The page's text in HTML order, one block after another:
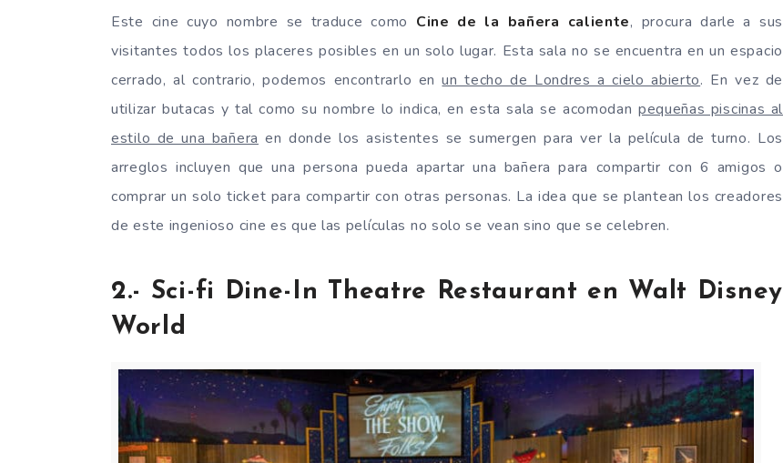
Este cine cuyo nombre se traduce como Cine de la bañera caliente, procura darle a sus
visitantes todos los placeres posibles en un solo lugar. Esta sala no se encuentra en un espacio
cerrado, al contrario, podemos encontrarlo enun techo de Londres a cielo abierto. En vez de
utilizar butacas y tal como su nombre lo indica, en esta sala se acomodan pequeñas piscinas al
estilo de una bañera en donde los asistentes se sumergen para ver la película de turno. Los
arreglos incluyen que una persona pueda apartar una bañera para compartir con 6 amigos o
comprar un solo ticket para compartir con otras personas. La idea que se plantean los creadores
de este ingenioso cine es que las películas no solo se vean sino que se celebren.
2.- Sci-fi Dine-In Theatre Restaurant en Walt Disney
World